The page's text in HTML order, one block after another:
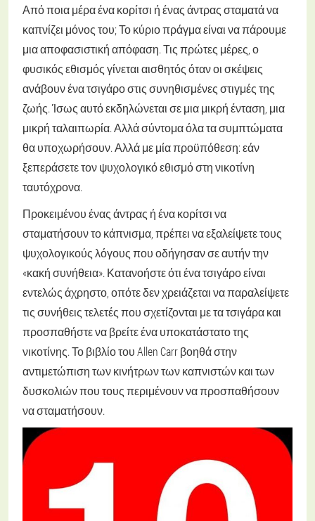
Από ποια μέρα ένα κορίτσι ή ένας άντρας σταματά να
καπνίζει μόνος του; Το κύριο πράγμα είναι να πάρουμε
μια αποφασιστική απόφαση. Τις πρώτες μέρες, ο
φυσικός εθισμός γίνεται αισθητός όταν οι σκέψεις
ανάβουν ένα τσιγάρο στις συνηθισμένες στιγμές της
ζωής. Ίσως αυτό εκδηλώνεται σε μια μικρή ένταση, μια
μικρή ταλαιπωρία. Αλλά σύντομα όλα τα συμπτώματα
θα υποχωρήσουν. Αλλά με μία προϋπόθεση: εάν
ξεπεράσετε τον ψυχολογικό εθισμό στη νικοτίνη
ταυτόχρονα.
Προκειμένου ένας άντρας ή ένα κορίτσι να
σταματήσουν το κάπνισμα, πρέπει να εξαλείψετε τους
ψυχολογικούς λόγους που οδήγησαν σε αυτήν την
«κακή συνήθεια». Κατανοήστε ότι ένα τσιγάρο είναι
εντελώς άχρηστο, οπότε δεν χρειάζεται να παραλείψετε
τις συνήθεις τελετές που σχετίζονται με τα τσιγάρα και
προσπαθήστε να βρείτε ένα υποκατάστατο της
νικοτίνης. Το βιβλίο του Allen Carr βοηθά στην
αντιμετώπιση των κινήτρων των καπνιστών και των
δυσκολιών που τους περιμένουν να προσπαθήσουν
να σταματήσουν.